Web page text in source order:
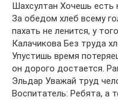
Шахсултан Хочешь есть
За обедом хлеб всему
пахать не ленится, у
Калачикова Без труда
Упустишь время
он дорого достается.
Эльдар Уважай труд
Воспитатель: Ребята, а